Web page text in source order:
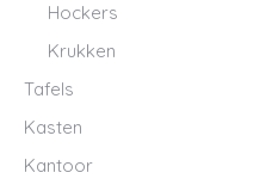
Hockers
Krukken
Tafels
Kasten
Kantoor